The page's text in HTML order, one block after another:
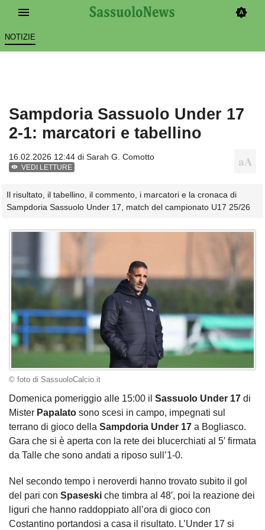
NOTIZIE
Sampdoria Sassuolo Under 17
2-1: marcatori e tabellino
16.02.2026 12:44 di Sarah G. Comotto
VEDI LETTURE
Il risultato, il tabellino, il commento, i marcatori e la cronaca di
Sampdoria Sassuolo Under 17, match del campionato U17 25/26
© foto di SassuoloCalcio.it
Domenica pomeriggio alle 15:00 il Sassuolo Under 17 di
Mister Papalato sono scesi in campo, impegnati sul
terrano di gioco della Sampdoria Under 17 a Bogliasco.
Gara che si è aperta con la rete dei blucerchiati al 5′ firmata
da Talle che sono andati a riposo sull’1-0.
Nel secondo tempo i neroverdi hanno trovato subito il gol
del pari con Spaseski che timbra al 48′, poi la reazione dei
liguri che hanno raddoppiato all’ora di gioco con
Costantino portandosi a casa il risultato. L’Under 17 si